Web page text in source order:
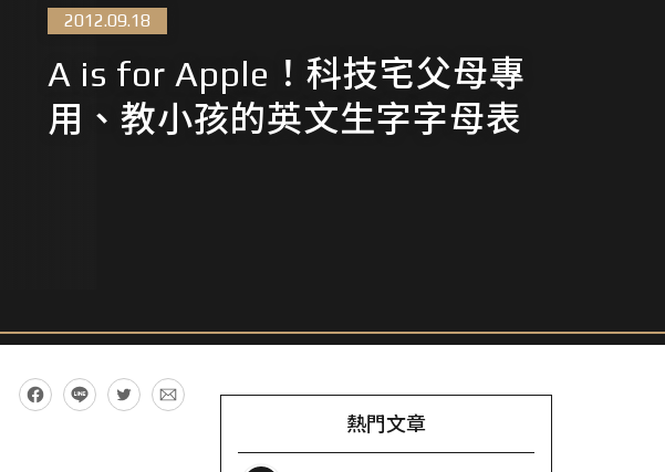
2012.09.18
A is for Apple！科技宅父母專
用、教小孩的英文生字字母表
熱門文章